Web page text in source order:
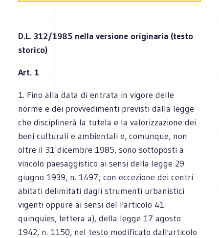
D.L. 312/1985 nella versione originaria (testo
storico)
Art. 1
1. Fino alla data di entrata in vigore delle
norme e dei provvedimenti previsti dalla legge
che disciplinerà la tutela e la valorizzazione dei
beni culturali e ambientali e, comunque, non
oltre il 31 dicembre 1985, sono sottoposti a
vincolo paesaggistico ai sensi della legge 29
giugno 1939, n. 1497; con eccezione dei centri
abitati delimitati dagli strumenti urbanistici
vigenti oppure ai sensi del l'articolo 41-
quinquies, lettera a), della legge 17 agosto
1942, n. 1150, nel testo modificato dall'articolo